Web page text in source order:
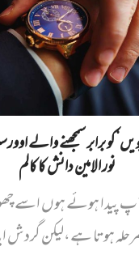
کو برابر سمجھنے والے
نور الامین دانش کا کالم
ہوئے ہوں اسے
ہوتا ہے،لیکن